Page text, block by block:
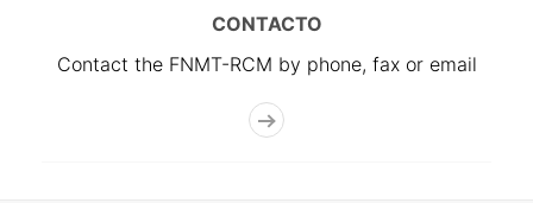
CONTACTO
Contact the FNMT-RCM by phone, fax or email